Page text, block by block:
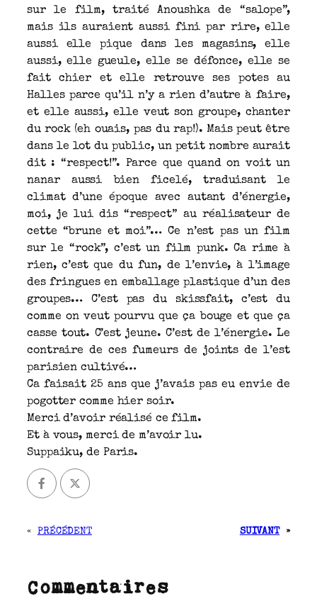
sur le film, traité Anoushka de “salope”,
mais ils auraient aussi fini par rire, elle
aussi elle pique dans les magasins, elle
aussi, elle gueule, elle se défonce, elle se
fait chier et elle retrouve ses potes au
Halles parce qu’il n’y a rien d’autre à faire,
et elle aussi, elle veut son groupe, chanter
du rock (eh ouais, pas du rap!). Mais peut être
dans le lot du public, un petit nombre aurait
dit : “respect!”. Parce que quand on voit un
nanar aussi bien ficelé, traduisant le
climat d’une époque avec autant d’énergie,
moi, je lui dis “respect” au réalisateur de
cette “brune et moi”… Ce n’est pas un film
sur le “rock”, c’est un film punk. Ca rime à
rien, c’est que du fun, de l’envie, à l’image
des fringues en emballage plastique d’un des
groupes… C’est pas du skissfait, c’est du
comme on veut pourvu que ça bouge et que ça
casse tout. C’est jeune. C’est de l’énergie. Le
contraire de ces fumeurs de joints de l’est
parisien cultivé…
Ca faisait 25 ans que j’avais pas eu envie de
pogotter comme hier soir.
Merci d’avoir réalisé ce film.
Et à vous, merci de m’avoir lu.
Suppaiku, de Paris.
« PRÉCÉDENT SUIVANT »
Commentaires